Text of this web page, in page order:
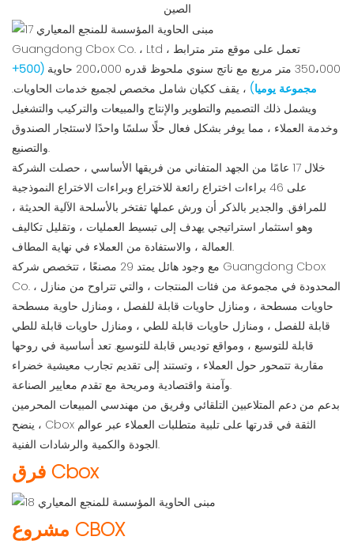
الصين
Guangdong Cbox Co. ، Ltd ، تعمل على موقع متر مترابط
350،000 متر مربع مع ناتج سنوي ملحوظ قدره 200،000 حاوية
(500+
مجموعة يوميا) ، يقف ككيان شامل مخصص لجميع خدمات الحاويات.
ويشمل ذلك التصميم والتطوير والإنتاج والمبيعات والتركيب والتشغيل
وخدمة العملاء ، مما يوفر بشكل فعال حلًا سلسًا واحدًا لاستئجار الصندوق
والتصنيع.
خلال 17 عامًا من الجهد المتفاني من فريقها الأساسي ، حصلت الشركة
على 46 براءات اختراع رائعة للاختراع وبراءات الاختراع النموذجية
للمرافق. والجدير بالذكر أن ورش عملها تفتخر بالأسلحة الآلية الحديثة ،
وهو استثمار استراتيجي يهدف إلى تبسيط العمليات ، وتقليل تكاليف
العمالة ، والاستفادة من العملاء في نهاية المطاف.
مع وجود هائل يمتد 29 مصنعًا ، تتخصص شركة Guangdong Cbox
Co. ، المحدودة في مجموعة من فئات المنتجات ، والتي تتراوح من منازل
حاويات مسطحة ، ومنازل حاويات قابلة للفصل ، ومنازل حاوية مسطحة
قابلة للفصل ، ومنازل حاويات قابلة للطي ، ومنازل حاويات قابلة للطي
قابلة للتوسيع ، ومواقع توديس قابلة للتوسيع. تعد أساسية في روحها
مقاربة تتمحور حول العملاء ، وتستند إلى تقديم تجارب معيشية خضراء
وآمنة واقتصادية ومريحة مع تقدم معايير الصناعة.
بدعم من دعم المتلاعبين التلقائي وفريق من مهندسي المبيعات المحرمين
، ينضح Cbox الثقة في قدرتها على تلبية متطلبات العملاء عبر عوالم
الجودة والكمية والرشادات الفنية.
فرق Cbox
مشروع CBOX